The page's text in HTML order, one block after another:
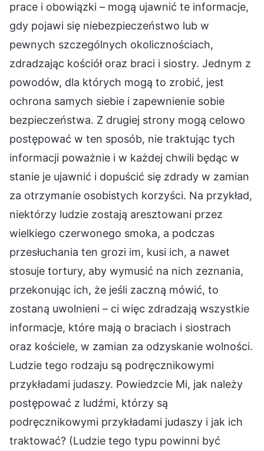
prace i obowiązki – mogą ujawnić te informacje,
gdy pojawi się niebezpieczeństwo lub w
pewnych szczególnych okolicznościach,
zdradzając kościół oraz braci i siostry. Jednym z
powodów, dla których mogą to zrobić, jest
ochrona samych siebie i zapewnienie sobie
bezpieczeństwa. Z drugiej strony mogą celowo
postępować w ten sposób, nie traktując tych
informacji poważnie i w każdej chwili będąc w
stanie je ujawnić i dopuścić się zdrady w zamian
za otrzymanie osobistych korzyści. Na przykład,
niektórzy ludzie zostają aresztowani przez
wielkiego czerwonego smoka, a podczas
przesłuchania ten grozi im, kusi ich, a nawet
stosuje tortury, aby wymusić na nich zeznania,
przekonując ich, że jeśli zaczną mówić, to
zostaną uwolnieni – ci więc zdradzają wszystkie
informacje, które mają o braciach i siostrach
oraz kościele, w zamian za odzyskanie wolności.
Ludzie tego rodzaju są podręcznikowymi
przykładami judaszy. Powiedzcie Mi, jak należy
postępować z ludźmi, którzy są
podręcznikowymi przykładami judaszy i jak ich
traktować? (Ludzie tego typu powinni być